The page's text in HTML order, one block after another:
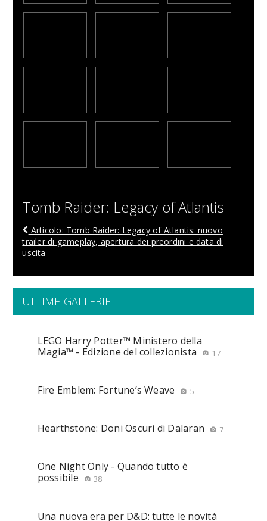
Tomb Raider: Legacy of Atlantis
Articolo: Tomb Raider: Legacy of Atlantis: nuovo
trailer di gameplay, apertura dei preordini e data di
uscita
ULTIME GALLERIE
LEGO Harry Potter™ Ministero della
Magia™ - Edizione del collezionista
17
Fire Emblem: Fortune’s Weave 5
Hearthstone: Doni Oscuri di Dalaran 7
One Night Only - Quando tutto è
possibile
38
Una nuova era per D&D: tutte le novità